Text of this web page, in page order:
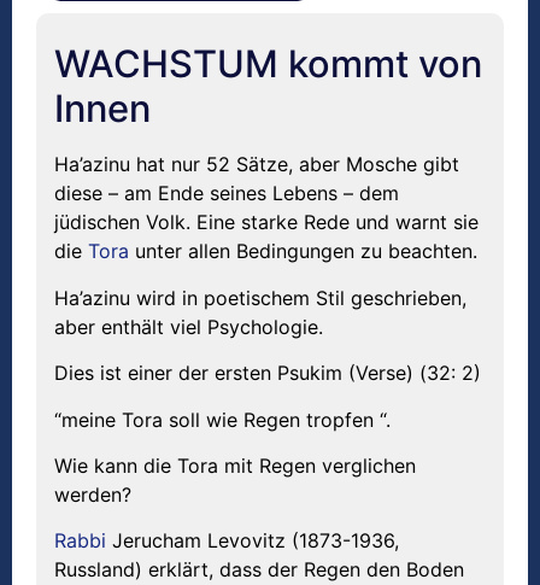
WACHSTUM kommt von
Innen
Ha’azinu hat nur 52 Sätze, aber Mosche gibt
diese – am Ende seines Lebens – dem
jüdischen Volk. Eine starke Rede und warnt sie
die Tora unter allen Bedingungen zu beachten.
Ha’azinu wird in poetischem Stil geschrieben,
aber enthält viel Psychologie.
Dies ist einer der ersten Psukim (Verse) (32: 2)
“meine Tora soll wie Regen tropfen “.
Wie kann die Tora mit Regen verglichen
werden?
Rabbi Jerucham Levovitz (1873-1936,
Russland) erklärt, dass der Regen den Boden